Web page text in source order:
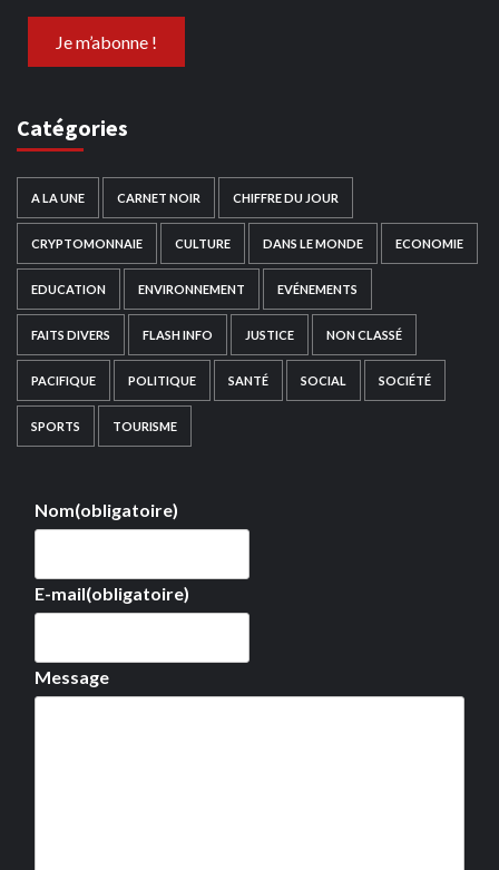
Catégories
A LA UNE CARNET NOIR CHIFFRE DU JOUR
CRYPTOMONNAIE CULTURE DANS LE MONDE ECONOMIE
EDUCATION ENVIRONNEMENT EVÉNEMENTS
FAITS DIVERS FLASH INFO JUSTICE NON CLASSÉ
PACIFIQUE POLITIQUE SANTÉ SOCIAL SOCIÉTÉ
SPORTS TOURISME
Nom(obligatoire)
E-mail(obligatoire)
Message